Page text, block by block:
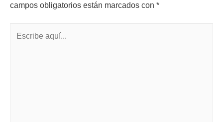
campos obligatorios están marcados con *